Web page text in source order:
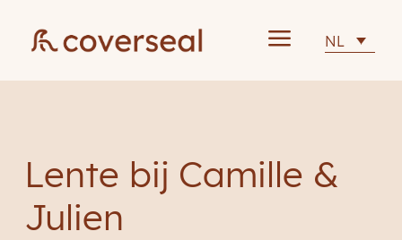
a NL
Lente bij Camille &
Julien